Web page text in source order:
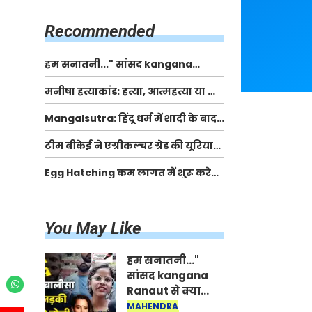
Recommended
हम सनातनी..." सांसद kangana
Ranaut से क्या बोली लड़की? Viral
Jantar-Mantar | CJP protest
मनीषा हत्याकांड: हत्या, आत्महत्या या कोई बड़ा राज?
| Full Story | Josh Haryana
Mangalsutra: हिंदू धर्म में शादी के बाद
मंगलसूत्र क्यों पहनती है महिलाएं, किसने
शुरु की ये परंपरा
टीम बीकेई ने एग्रीकल्चर ग्रेड की यूरिया
खाद गट्टों में बदलकर टेक्निकल ग्रेड में
बेचने वालों पर करवाई कार्रवाई:
Egg Hatching कम लागत में शुरू करे
You May Like
हम सनातनी..."
सांसद kangana
Ranaut से क्या
बोली लड़की? Viral
MAHENDRA